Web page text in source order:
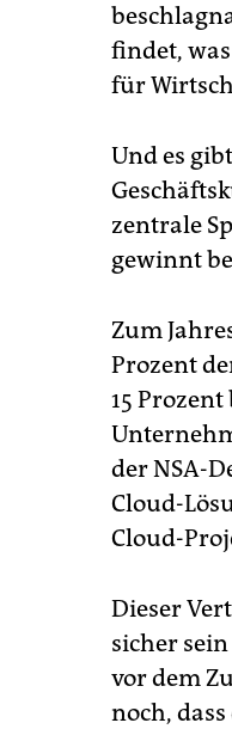
findet,
für
Und es
zentrale
gewinnt
Zum
Prozent
15
der NSA-
Cloud-
Cloud-
Dieser
sicher
vor dem
noch,